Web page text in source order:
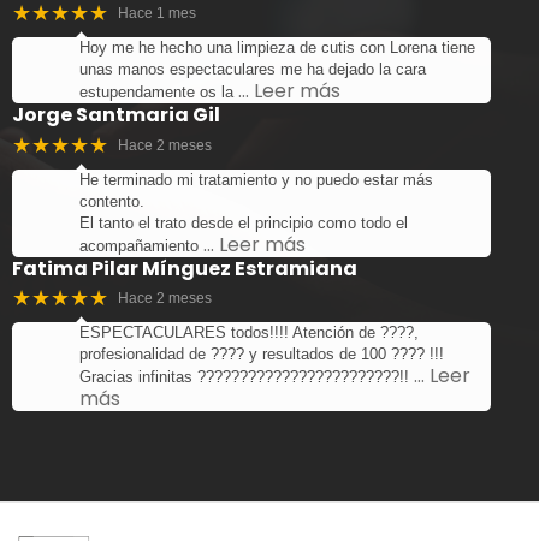
★★★★★ Hace 1 mes
Hoy me he hecho una limpieza de cutis con Lorena tiene
unas manos espectaculares me ha dejado la cara
estupendamente os la … Leer más
Jorge Santmaria Gil
★★★★★ Hace 2 meses
He terminado mi tratamiento y no puedo estar más
contento.
El tanto el trato desde el principio como todo el
acompañamiento … Leer más
Fatima Pilar Mínguez Estramiana
★★★★★ Hace 2 meses
ESPECTACULARES todos!!!! Atención de ????,
profesionalidad de ???? y resultados de 100 ???? !!!
Gracias infinitas ????????????????????????!! … Leer
más